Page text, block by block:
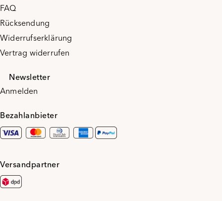
FAQ
Rücksendung
Widerrufserklärung
Vertrag widerrufen
Newsletter
Anmelden
Bezahlanbieter
Versandpartner